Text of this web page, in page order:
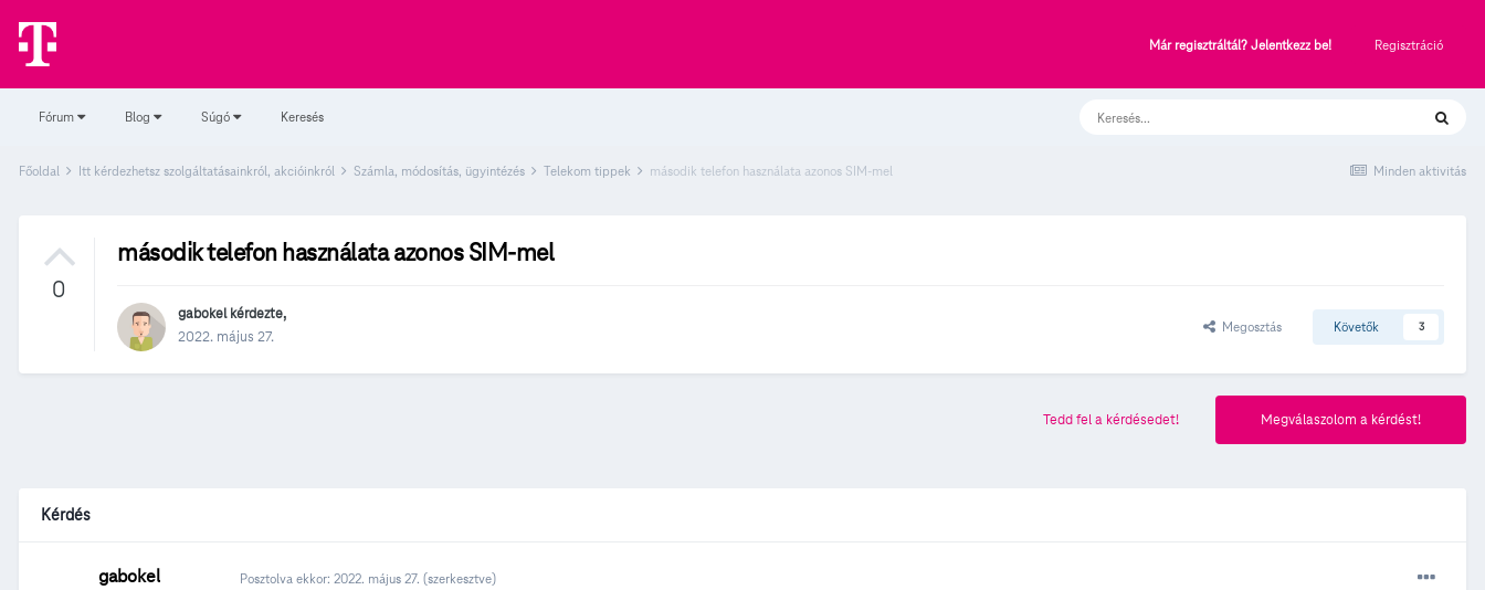
Már regisztráltál? Jelentkezz be! Regisztráció
Fórum Blog Súgó Keresés
Minden aktivitás
Főoldal Itt kérdezhetsz szolgáltatásainkról, akcióinkról Számla, módosítás, ügyintézés Telekom tippek második telefon használata azonos SIM-mel
0
második telefon használata azonos SIM-mel
gabokelkérdezte,
2022. május 27.
Megosztás Követők 3
Megválaszolom a kérdést!
Tedd fel a kérdésedet!
Kérdés
gabokel Posztolva ekkor: 2022. május 27. (szerkesztve)